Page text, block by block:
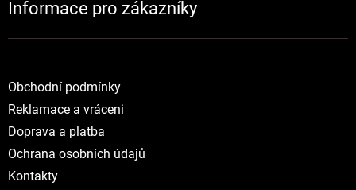
Informace pro zákazníky
Obchodní podmínky
Reklamace a vráceni
Doprava a platba
Ochrana osobních údajů
Kontakty